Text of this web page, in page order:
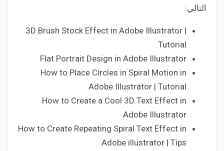
التالي:
3D Brush Stock Effect in Adobe Illustrator |
Tutorial
Flat Portrait Design in Adobe Illustrator
How to Place Circles in Spiral Motion in
Adobe Illustrator | Tutorial
How to Create a Cool 3D Text Effect in
Adobe Illustrator
How to Create Repeating Spiral Text Effect in
Adobe illustrator | Tips